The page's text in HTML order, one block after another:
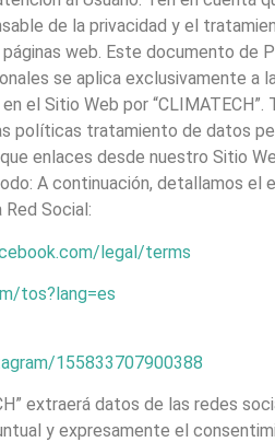
de la privacidad y el
web. Este documento de
se aplica exclusivamente a
el Sitio Web por ​“CLIMATECH”.
políticas tratamiento de datos
enlaces desde nuestro Sitio
A continuación, detallamos el
Social:
legal/terms
tos?lang=es
155833707900388
extraerá datos de las redes
y expresamente el